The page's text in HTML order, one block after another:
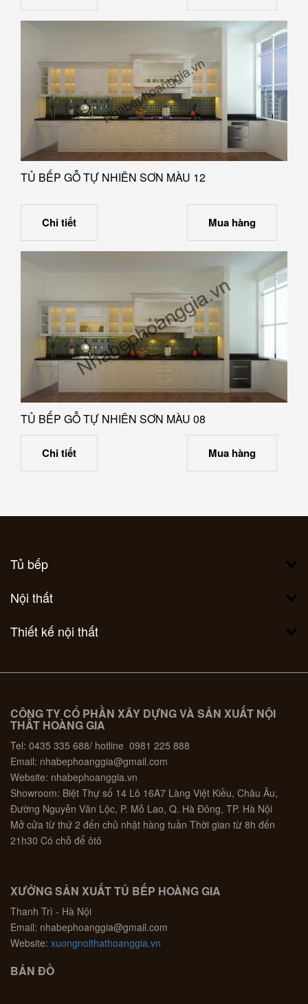
TỦ BẾP GỖ TỰ NHIÊN SƠN MÀU 12
Chi tiết Mua hàng
TỦ BẾP GỖ TỰ NHIÊN SƠN MÀU 08
Chi tiết Mua hàng
Tủ bếp
Nội thất
Thiết kế nội thất
CÔNG TY CỔ PHẦN XÂY DỰNG VÀ SẢN XUẤT NỘI
THẤT HOÀNG GIA
Tel: 0435 335 688/ hotline 0981 225 888
Email: nhabephoanggia@gmail.com
Website: nhabephoanggia.vn
Showroom: Biệt Thự số 14 Lô 16A7 Làng Việt Kiều, Châu Âu,
Đường Nguyễn Văn Lộc, P. Mỗ Lao, Q. Hà Đông, TP. Hà Nội
Mở cửa từ thứ 2 đến chủ nhật hàng tuần Thời gian từ 8h đến
21h30 Có chỗ để ôtô
XƯỞNG SẢN XUẤT TỦ BẾP HOÀNG GIA
Thanh Trì - Hà Nội
Email: nhabephoanggia@gmail.com
Website: xuongnoithathoanggia.vn
BẢN ĐỒ